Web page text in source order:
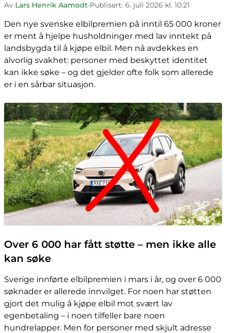
Av Lars Henrik Aamodt•Publisert: 6. juli 2026 kl. 10:21
Den nye svenske elbilpremien på inntil 65 000 kroner
er ment å hjelpe husholdninger med lav inntekt på
landsbygda til å kjøpe elbil. Men nå avdekkes en
alvorlig svakhet: personer med beskyttet identitet
kan ikke søke – og det gjelder ofte folk som allerede
er i en sårbar situasjon.
Over 6 000 har fått støtte – men ikke alle
kan søke
Sverige innførte elbilpremien i mars i år, og over 6 000
søknader er allerede innvilget. For noen har støtten
gjort det mulig å kjøpe elbil mot svært lav
egenbetaling – i noen tilfeller bare noen
hundrelapper. Men for personer med skjult adresse